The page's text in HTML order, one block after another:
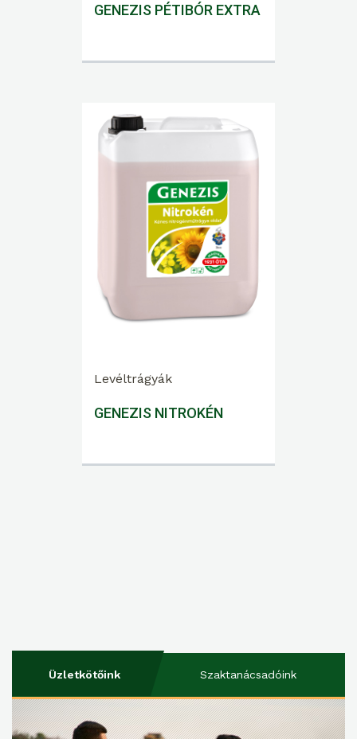
GENEZIS PÉTIBÓR EXTRA
Levéltrágyák
GENEZIS NITROKÉN
Üzletkötőink Szaktanácsadóink